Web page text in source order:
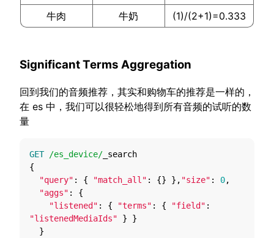
牛肉
牛奶 (1)/(2+1)=0.333
Significant Terms Aggregation
回到我们的音频推荐，其实和购物车的推荐是一样的，
在 es 中，我们可以很轻松地得到所有音频的试听的数
量
GET /es_device/ _search
{
"query" : { "match_all" : {} }, "size" : 0,
"aggs" :
{
"listened" : { "terms" : { "field" :
"listenedMediaIds"
}
}
}